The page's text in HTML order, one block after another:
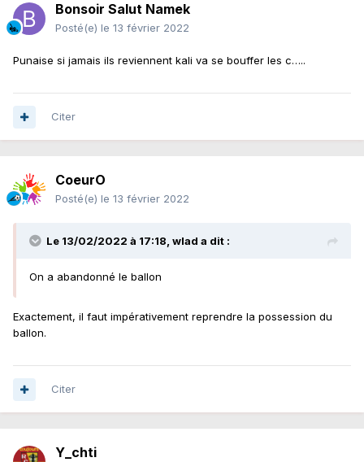
Bonsoir Salut Namek
Posté(e) le 13 février 2022
Punaise si jamais ils reviennent kali va se bouffer les c…..
Citer
CoeurO
Posté(e) le 13 février 2022
Le 13/02/2022 à 17:18, wlad a dit :
On a abandonné le ballon
Exactement, il faut impérativement reprendre la possession du
ballon.
Citer
Y_chti